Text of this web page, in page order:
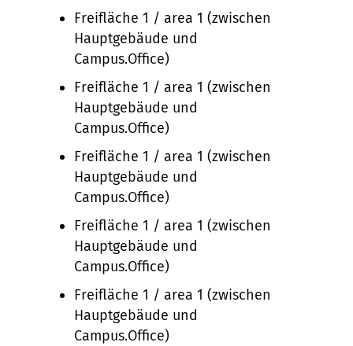
Freifläche 1 / area 1 (zwischen
Hauptgebäude und
Campus.Office)
Freifläche 1 / area 1 (zwischen
Hauptgebäude und
Campus.Office)
Freifläche 1 / area 1 (zwischen
Hauptgebäude und
Campus.Office)
Freifläche 1 / area 1 (zwischen
Hauptgebäude und
Campus.Office)
Freifläche 1 / area 1 (zwischen
Hauptgebäude und
Campus.Office)